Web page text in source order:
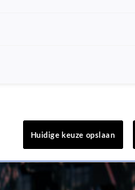
Huidige keuze opslaan